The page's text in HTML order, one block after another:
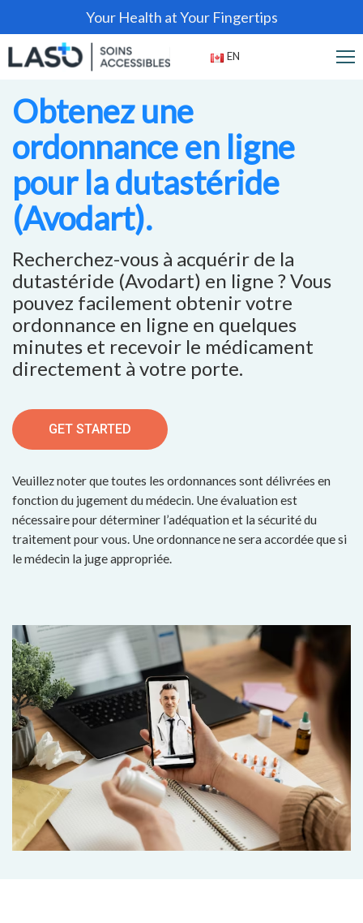
Your Health at Your Fingertips
EN
Obtenez une
ordonnance en ligne
pour la dutastéride
(Avodart).
Recherchez-vous à acquérir de la
dutastéride (Avodart) en ligne ? Vous
pouvez facilement obtenir votre
ordonnance en ligne en quelques
minutes et recevoir le médicament
directement à votre porte.
GET STARTED
Veuillez noter que toutes les ordonnances sont délivrées en
fonction du jugement du médecin. Une évaluation est
nécessaire pour déterminer l’adéquation et la sécurité du
traitement pour vous. Une ordonnance ne sera accordée que si
le médecin la juge appropriée.